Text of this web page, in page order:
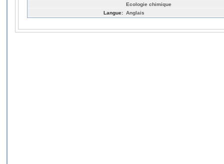
Ecologie chimique
Langue: Anglais